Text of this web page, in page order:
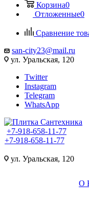
Корзина0
Отложенные0
Сравнение
san-city23@mail.ru
ул. Уральская, 120
Twitter
Instagram
Telegram
WhatsApp
+7-918-658-11-77
+7-918-658-11-77
ул. Уральская, 120
О